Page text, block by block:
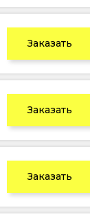
Заказать
Заказать
Заказать